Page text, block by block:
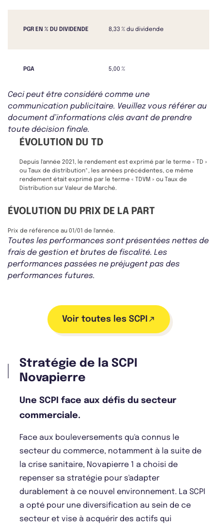
PGR EN % DU DIVIDENDE 8,33 % du dividende
PGA 5,00 %
Ceci peut être considéré comme une
communication publicitaire. Veuillez vous référer au
document d’informations clés avant de prendre
toute décision finale.
ÉVOLUTION DU TD
Depuis l'année 2021, le rendement est exprimé par le terme « TD »
ou Taux de distribution*, les années précédentes, ce même
rendement était exprimé par le terme « TDVM » ou Taux de
Distribution sur Valeur de Marché.
ÉVOLUTION DU PRIX DE LA PART
Prix de référence au 01/01 de l'année.
Toutes les performances sont présentées nettes de
frais de gestion et brutes de fiscalité. Les
performances passées ne préjugent pas des
performances futures.
Voir toutes les SCPI
Stratégie de la SCPI
Novapierre
Une SCPI face aux défis du secteur
commerciale.
Face aux bouleversements qu'a connus le
secteur du commerce, notamment à la suite de
la crise sanitaire, Novapierre 1 a choisi de
repenser sa stratégie pour s'adapter
durablement à ce nouvel environnement. La SCPI
a opté pour une diversification au sein de ce
secteur et vise à acquérir des actifs qui